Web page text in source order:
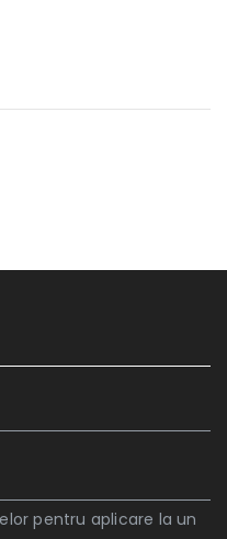
pentru aplicare la un